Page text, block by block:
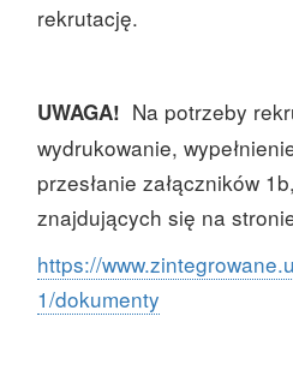
rekrutację.
UWAGA! Na potrzeby
wydrukowanie,
przesłanie załączników
znajdujących się na
https://
1/dokumenty